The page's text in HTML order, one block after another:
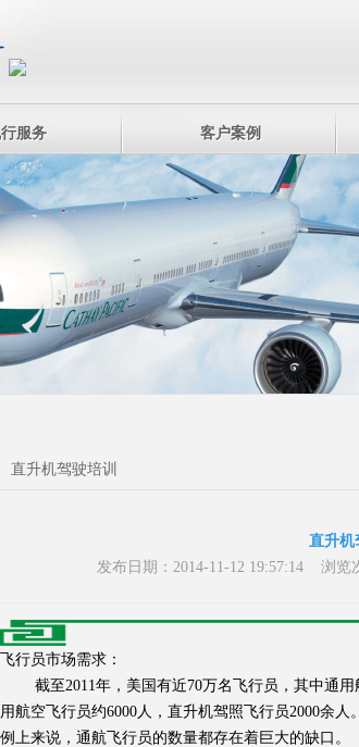
行服务 客户案例
直升机驾驶培训
直升机
发布日期：2014-11-12 19:57:14 浏
飞行员市场需求：
截至2011年，美国有近70万名飞行员，其中通用
用航空飞行员约6000人，直升机驾照飞行员2000余
例上来说，通航飞行员的数量都存在着巨大的缺口。